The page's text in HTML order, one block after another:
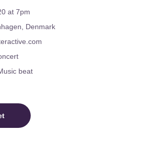
at 7pm
Denmark
beat